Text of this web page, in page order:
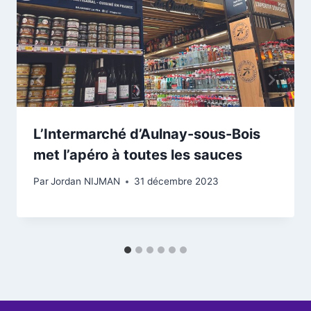
L’Intermarché d’Aulnay-sous-Bois
met l’apéro à toutes les sauces
ParJordan NIJMAN 31 décembre 2023